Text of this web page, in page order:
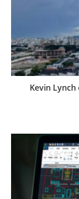
Kevin Lynch